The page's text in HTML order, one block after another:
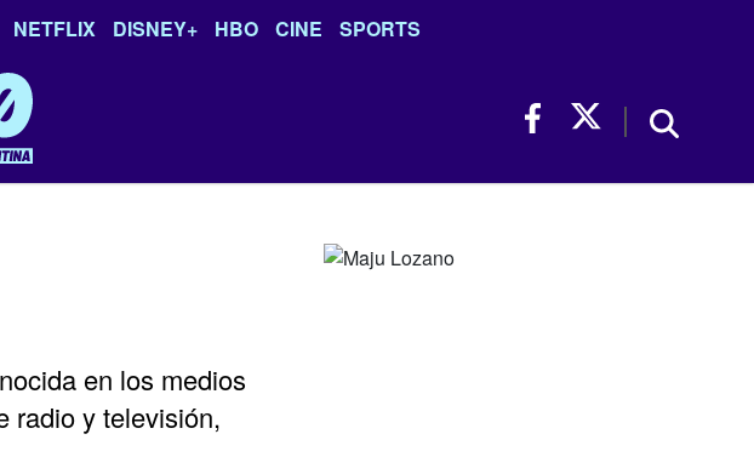
NETFLIX DISNEY+ HBO CINE SPORTS
en los medios
radio y televisión,